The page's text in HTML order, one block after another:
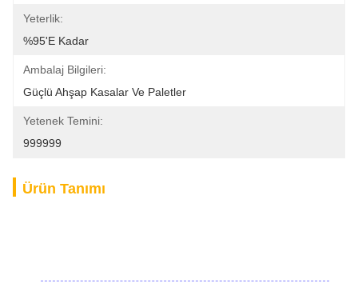
Yeterlik:
%95'e Kadar
Ambalaj Bilgileri:
Güçlü Ahşap Kasalar Ve Paletler
Yetenek Temini:
999999
Ürün Tanımı